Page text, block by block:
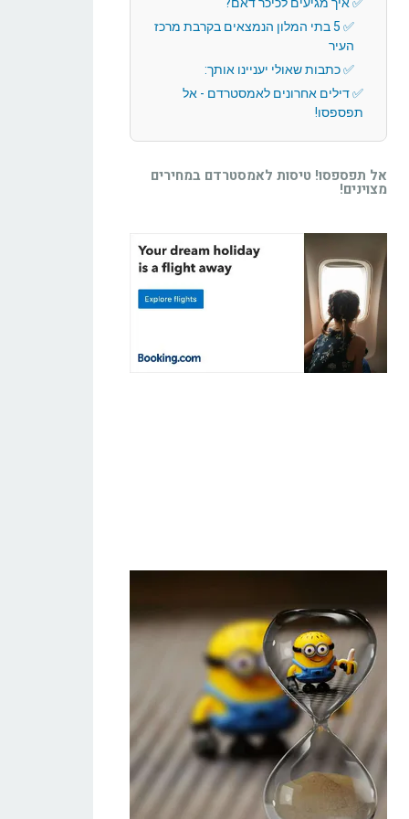
5 בתי המלון הנמצאים בקרבת מרכז
העיר
כתבות שאולי יעניינו אותך:
דילים אחרונים לאמסטרדם - אל
תפספסו!
אל תפספסו! טיסות לאמסטרדם במחירים
מצוינים!